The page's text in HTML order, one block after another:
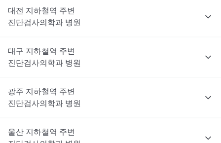
대전 지하철역 주변
진단검사의학과 병원
대구 지하철역 주변
진단검사의학과 병원
광주 지하철역 주변
진단검사의학과 병원
울산 지하철역 주변